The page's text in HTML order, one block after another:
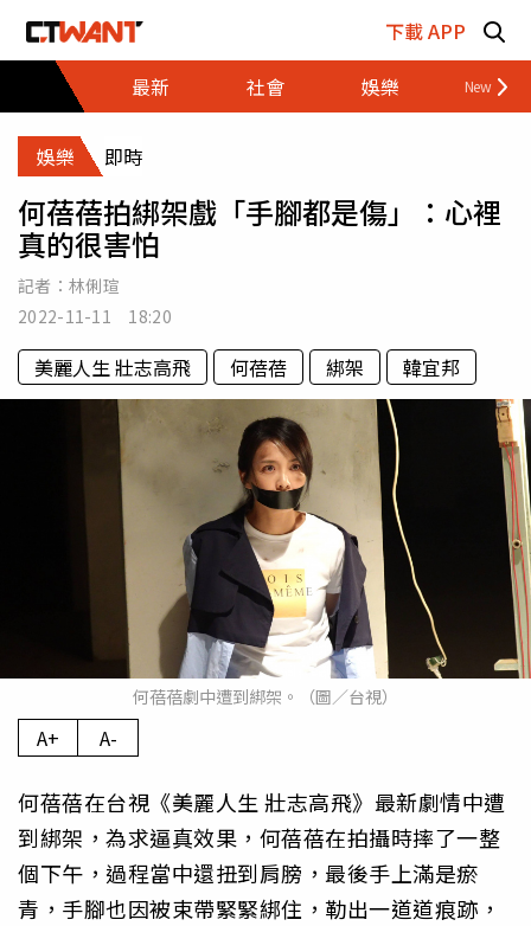
下載 APP
最新
社會 娛樂 財經
娛樂 即時
何蓓蓓拍綁架戲「手腳都是傷」：心裡
真的很害怕
記者： 林俐瑄
2022-11-11 18:20
美麗人生 壯志高飛 何蓓蓓 綁架 韓宜邦
何蓓蓓劇中遭到綁架。（圖／台視）
A+ A-
何蓓蓓在台視《美麗人生 壯志高飛》最新劇情中遭
到綁架，為求逼真效果，何蓓蓓在拍攝時摔了一整
個下午，過程當中還扭到肩膀，最後手上滿是瘀
青，手腳也因被束帶緊緊綁住，勒出一道道痕跡，